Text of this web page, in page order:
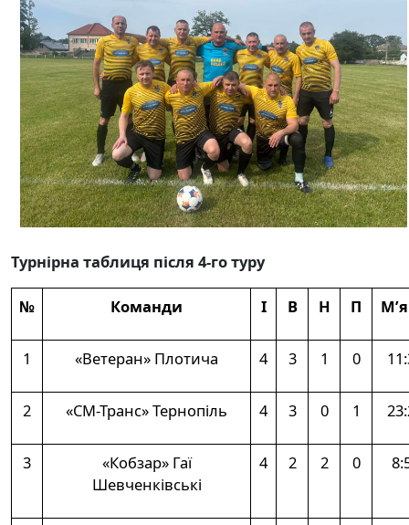
Турнірна таблиця після 4-го туру
№ Команди І В Н П
1 «Ветеран» Плотича 4 3 1 0
2 «СМ-Транс» Тернопіль 4 3 0 1
3
«Кобзар» Гаї
Шевченківські
4 2 2 0